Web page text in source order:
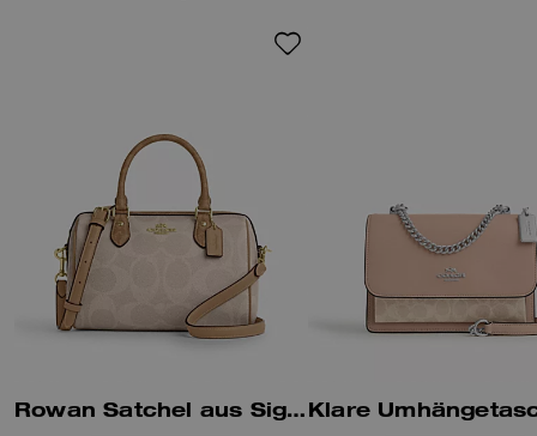
Rowan Satchel aus Signature-Canvas in Blockfarben